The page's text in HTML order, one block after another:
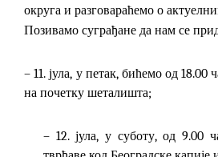
округа и разговараћемо о
Позивамо суграђане да нам се
– 11. јула, у петак, бићемо од
на почетку шеталишта;
– 12. јула, у суботу, од 9.00